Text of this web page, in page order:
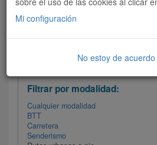
Todas las rutas
Filtrar las rutas
Filtrar por modalidad:
Cualquier modalidad
BTT
Carretera
Senderismo
Mi configuración
No estoy de acuerdo